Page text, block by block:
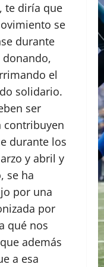
te diría que
se
durante
donando,
el
solidario.
ser
contribuyen
durante los
y abril y
se ha
por una
por
qué nos
además
a esa